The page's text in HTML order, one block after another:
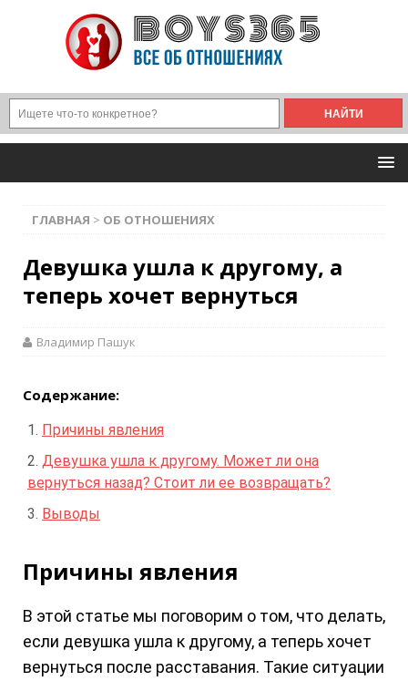
ГЛАВНАЯ > ОБ ОТНОШЕНИЯХ
Девушка ушла к другому, а
теперь хочет вернуться
Владимир Пашук
Содержание:
Причины явления
Девушка ушла к другому. Может ли она
вернуться назад? Стоит ли ее возвращать?
Выводы
Причины явления
В этой статье мы поговорим о том, что делать,
если девушка ушла к другому, а теперь хочет
вернуться после расставания. Такие ситуации